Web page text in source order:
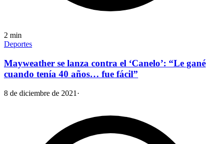
2 min
Deportes
Mayweather se lanza contra el ‘Canelo’: “Le gané
cuando tenía 40 años… fue fácil”
8 de diciembre de 2021 ·